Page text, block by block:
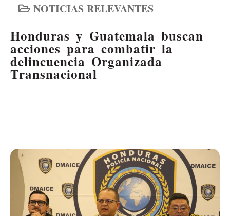
NOTICIAS RELEVANTES
Honduras y Guatemala buscan
acciones para combatir la
delincuencia Organizada
Transnacional